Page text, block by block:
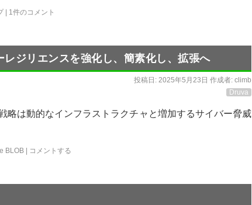
| 1件のコメント
ジリエンスを強化し、簡素化し、拡張へ
投稿日: 2025年5月23日 作成者: climb
Druva
略は動的なインフラストラクチャと増加するサイバー脅威
BLOB | コメントする